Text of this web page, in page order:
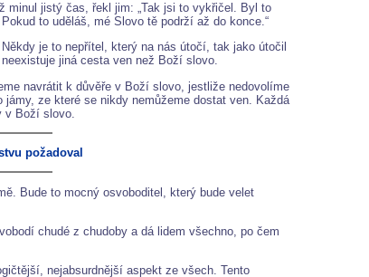
minul jistý čas, řekl jim: „Tak jsi to vykřičel. Byl to
to uděláš, mé Slovo tě podrží až do konce.“
je to nepřítel, který na nás útočí, tak jako útočil
jiná cesta ven než Boží slovo.
navrátit k důvěře v Boží slovo, jestliže nedovolíme
ze které se nikdy nemůžeme dostat ven. Každá
v Boží slovo.
požadoval
Bude to mocný osvoboditel, který bude velet
chudé z chudoby a dá lidem všechno, po čem
nejabsurdnější aspekt ze všech. Tento